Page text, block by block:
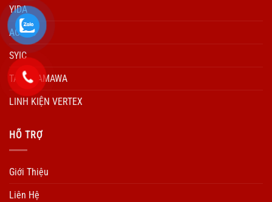
YIDA
ACCUD
SYIC
TARO YAMAWA
LINH KIỆN VERTEX
HÕ TRỢ
Giới Thiệu
Liên Hệ